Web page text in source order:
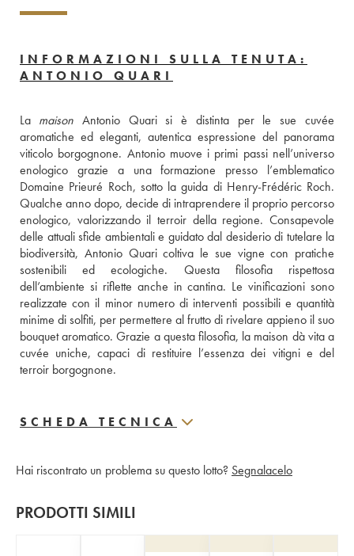
INFORMAZIONI SULLA TENUTA:
ANTONIO QUARI
La maison Antonio Quari si è distinta per le sue cuvée
aromatiche ed eleganti, autentica espressione del panorama
viticolo borgognone. Antonio muove i primi passi nell’universo
enologico grazie a una formazione presso l’emblematico
Domaine Prieuré Roch, sotto la guida di Henry-Frédéric Roch.
Qualche anno dopo, decide di intraprendere il proprio percorso
enologico, valorizzando il terroir della regione. Consapevole
delle attuali sfide ambientali e guidato dal desiderio di tutelare la
biodiversità, Antonio Quari coltiva le sue vigne con pratiche
sostenibili ed ecologiche. Questa filosofia rispettosa
dell’ambiente si riflette anche in cantina. Le vinificazioni sono
realizzate con il minor numero di interventi possibili e quantità
minime di solfiti, per permettere al frutto di rivelare appieno il suo
bouquet aromatico. Grazie a questa filosofia, la maison dà vita a
cuvée uniche, capaci di restituire l’essenza dei vitigni e del
terroir borgognone.
SCHEDA TECNICA
Hai riscontrato un problema su questo lotto? Segnalacelo
PRODOTTI SIMILI